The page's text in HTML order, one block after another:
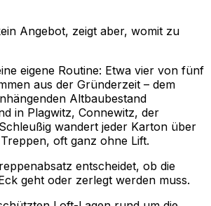
Angebot, zeigt aber, womit zu
eigene Routine: Etwa vier von fünf
aus der Gründerzeit – dem
Altbaubestand
in Plagwitz, Connewitz, der
wandert jeder Karton über
oft ganz ohne Lift.
entscheidet, ob die
geht oder zerlegt werden muss.